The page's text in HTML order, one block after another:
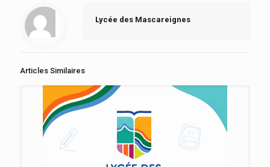
Lycée des Mascareignes
Articles Similaires